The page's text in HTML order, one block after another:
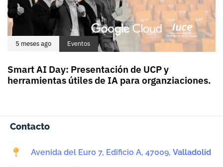
5 meses ago Eventos
Smart AI Day: Presentación de UCP y
herramientas útiles de IA para organziaciones.
Contacto
Avenida del Euro 7, Edificio A, 47009, Valladolid